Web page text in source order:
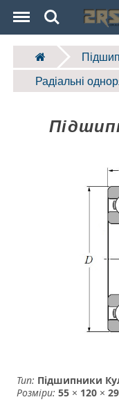
Search
Радіальні
Тип: Підшипники
Розміри: 55 × 120 ×29